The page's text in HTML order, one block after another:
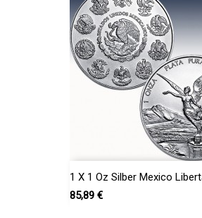
1 X 1 Oz Silber Mexico
Preis
85,89 €